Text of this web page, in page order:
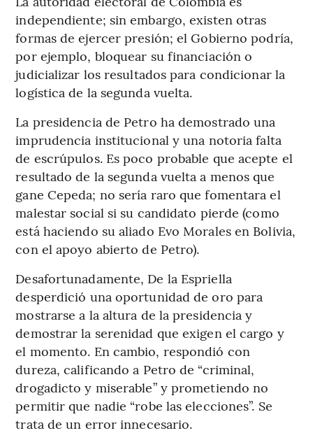
independiente; sin embargo, existen otras
formas de ejercer presión; el Gobierno podría,
por ejemplo, bloquear su financiación o
judicializar los resultados para condicionar la
logística de la segunda vuelta.
La presidencia de Petro ha demostrado una
imprudencia institucional y una notoria falta
de escrúpulos. Es poco probable que acepte el
resultado de la segunda vuelta a menos que
gane Cepeda; no sería raro que fomentara el
malestar social si su candidato pierde (como
está haciendo su aliado Evo Morales en Bolivia,
con el apoyo abierto de Petro).
Desafortunadamente, De la Espriella
desperdició una oportunidad de oro para
mostrarse a la altura de la presidencia y
demostrar la serenidad que exigen el cargo y
el momento. En cambio, respondió con
dureza, calificando a Petro de “criminal,
drogadicto y miserable” y prometiendo no
permitir que nadie “robe las elecciones”. Se
trata de un error innecesario.